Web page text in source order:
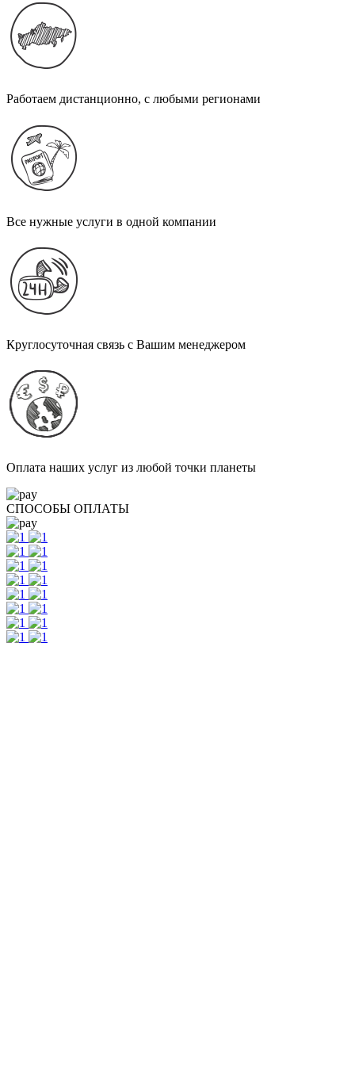
Работаем дистанционно, с любыми регионами
Все нужные услуги в одной компании
Круглосуточная связь с Вашим менеджером
Оплата наших услуг из любой точки планеты
СПОСОБЫ ОПЛАТЫ